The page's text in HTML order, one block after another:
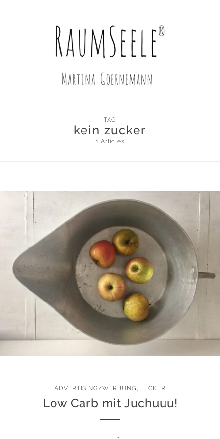
TAG
kein zucker
1 Articles
ADVERTISING/WERBUNG , LECKER
Low Carb mit Juchuuu!